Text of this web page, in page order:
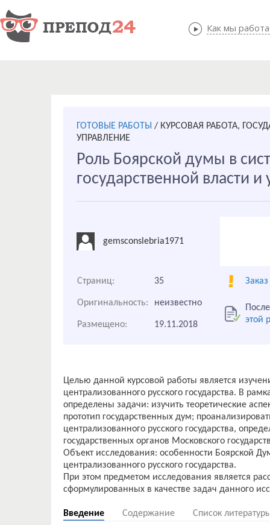
Как мы
Как мы
ГОТОВЫЕ РАБОТЫ / КУРСОВАЯ РАБОТА,
УПРАВЛЕНИЕ
Роль Боярской думы в
государственной власти и
gemsconslebria1971
Страниц: 35
Оригинальность: неизвестно
этой
Размещено: 19.11.2018
Целью данной курсовой работы является
централизованного русского государства. В
определены задачи: изучить теоретические
прототип государственных дум;
централизованного русского государства,
государственных органов Московского
Объект исследования: особенности Боярской
централизованного русского государства.
При этом предметом исследования является
Введение Содержание Список